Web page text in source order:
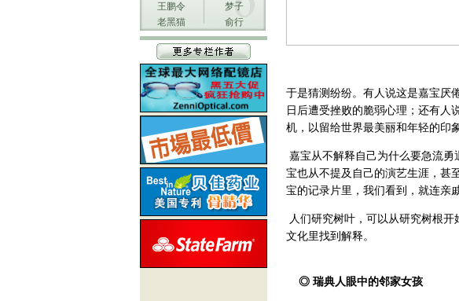
王鹏令
梦子
老黑猫
俞行
于是猜测纷纷。有人说这是嘉宝厌
日后遭受挫败的脆弱心理；还有人
机，以留给世界最美丽和年轻的印象
嘉宝从不解释自己为什么要急流
宝也从不提及自己的演艺生涯，甚
宝的记录片里，我们看到，就连亲
人们研究树叶，可以从研究树根
文化里找到解释。
◎ 瑞典人眼中的邻家女孩